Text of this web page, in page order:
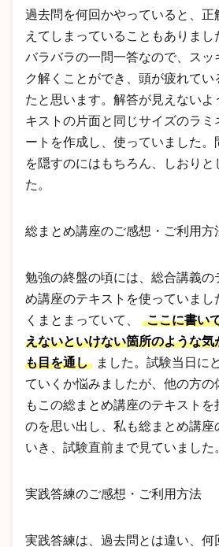
過去問を何回かやっていると、正
えてしまっていることもありま
バラバラの一問一答なので、スッ
ク解くことができ、頭が疲れて
たと思います。解答が見えないよ
キストの片面と同じサイズのラミ
ートを作成し、使っていました。
を隠すのにはもちろん、しおりと
た。
総まとめ講座のご感想・ご利用方
勉強の終盤の頃には、総合講義の
め講座のテキストを使っていまし
くまとまっていて、
ここに書い
えないといけない箇所のような気
も目を通し
ました。試験当日に
ていくか悩みましたが、他の方の
もこの総まとめ講座のテキストを
のを思い出し、私も総まとめ講座
いき、試験直前まで見ていました
実践答練のご感想・ご利用方法
実践答練は、過去問とは違い、何